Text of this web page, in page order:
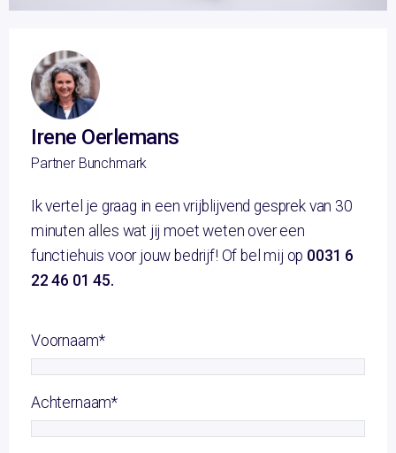
Irene Oerlemans
Partner Bunchmark
Ik vertel je graag in een vrijblijvend gesprek van 30
minuten alles wat jij moet weten over een
functiehuis voor jouw bedrijf! Of bel mij op 0031 6
22 46 01 45.
Voornaam*
Achternaam*